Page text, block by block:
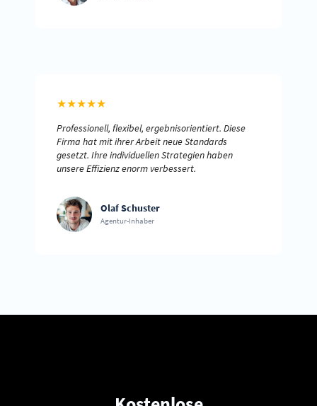
★★★★★
Professionell, flexibel, ergebnisorientiert. Diese
Firma hat mit ihrer Arbeit neue Standards
gesetzt. Ihre individuellen Strategien haben
unsere Effizienz enorm verbessert.
Olaf Schuster
Agentur-Inhaber